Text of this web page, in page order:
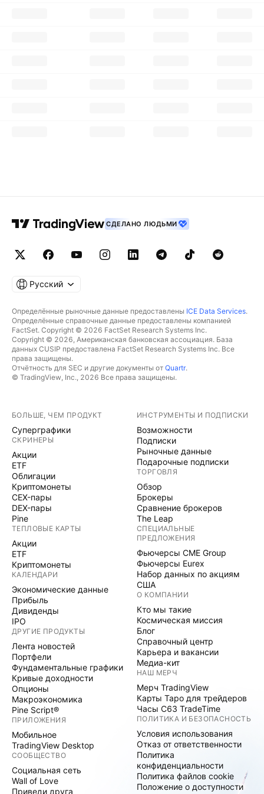
СДЕЛАНО ЛЮДЬМИ
Русский
Определённые рыночные данные предоставлены ICE Data Services.
Определённые справочные данные предоставлены компанией
FactSet. Copyright © 2026 FactSet Research Systems Inc.
Copyright © 2026, Американская банковская ассоциация. База
данных CUSIP предоставлена FactSet Research Systems Inc. Все
права защищены.
Отчётность для SEC и другие документы от Quartr.
© TradingView, Inc., 2026 Все права защищены.
БОЛЬШЕ, ЧЕМ ПРОДУКТ
Суперграфики
СКРИНЕРЫ
Акции
ETF
Облигации
Криптомонеты
CEX-пары
DEX-пары
Pine
ТЕПЛОВЫЕ КАРТЫ
Акции
ETF
Криптомонеты
КАЛЕНДАРИ
Экономические данные
Прибыль
Дивиденды
IPO
ДРУГИЕ ПРОДУКТЫ
Лента новостей
Портфели
Фундаментальные графики
Кривые доходности
Опционы
Макроэкономика
Pine Script®
ПРИЛОЖЕНИЯ
Мобильное
TradingView Desktop
СООБЩЕСТВО
Социальная сеть
Wall of Love
Приведи друга
ИНСТРУМЕНТЫ И ПОДПИСКИ
Возможности
Подписки
Рыночные данные
Подарочные подписки
ТОРГОВЛЯ
Обзор
Брокеры
Сравнение брокеров
The Leap
СПЕЦИАЛЬНЫЕ
ПРЕДЛОЖЕНИЯ
Фьючерсы CME Group
Фьючерсы Eurex
Набор данных по акциям
США
О КОМПАНИИ
Кто мы такие
Космическая миссия
Блог
Справочный центр
Карьера и вакансии
Медиа-кит
НАШ МЕРЧ
Мерч TradingView
Карты Таро для трейдеров
Часы C63 TradeTime
ПОЛИТИКА И БЕЗОПАСНОСТЬ
Условия использования
Отказ от ответственности
Политика
конфиденциальности
Политика файлов cookie
Положение о доступности